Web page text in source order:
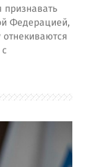
Федерацией,